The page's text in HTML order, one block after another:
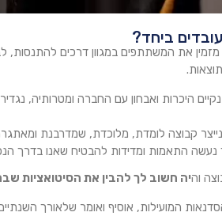
ביחד?
את המשתתפים במגוון דרכים
נקיים היכרות ואבחון עם החברה ומטרותיה,
והיה חשוב לך להבין את הסיטואציות
המועילות, אוסיף ואומר שלאורך